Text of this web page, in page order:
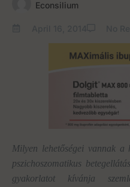
Econsilium
Milyen lehetőségei vannak a
pszichoszomatikus
gyakorlatot kívánja